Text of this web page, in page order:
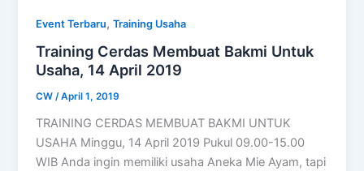
Event Terbaru,Training Usaha
Training Cerdas Membuat Bakmi Untuk
Usaha, 14 April 2019
CW/April 1, 2019
TRAINING CERDAS MEMBUAT BAKMI UNTUK
USAHA Minggu, 14 April 2019 Pukul 09.00-15.00
WIB Anda ingin memiliki usaha Aneka Mie Ayam, tapi